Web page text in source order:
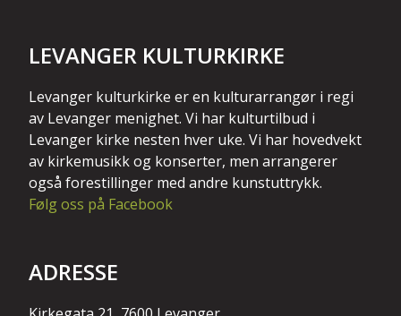
LEVANGER KULTURKIRKE
Levanger kulturkirke er en kulturarrangør i regi
av Levanger menighet. Vi har kulturtilbud i
Levanger kirke nesten hver uke. Vi har hovedvekt
av kirkemusikk og konserter, men arrangerer
også forestillinger med andre kunstuttrykk.
Følg oss på Facebook
ADRESSE